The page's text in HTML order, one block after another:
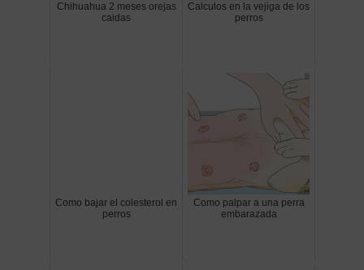
Chihuahua 2 meses orejas
caidas
Calculos en la vejiga de los
perros
Como bajar el colesterol en
perros
Como palpar a una perra
embarazada